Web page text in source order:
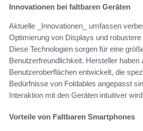
Innovationen bei faltbaren Geräten
Aktuelle _Innovationen_ umfassen
Optimierung von Displays und
Diese Technologien sorgen für eine
Benutzerfreundlichkeit. Hersteller haben
Benutzeroberflächen entwickelt, die
Bedürfnisse von Foldables angepasst
Interaktion mit den Geräten intuitiver
Vorteile von Faltbaren Smartphones